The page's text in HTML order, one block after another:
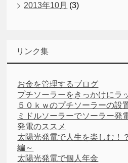
2013年10月 (3)
リンク集
お金を管理するブログ
プチソーラーをきっかけにラ
５０ｋｗのプチソーラーの設
ミドルソーラーでソーラー発
発電のススメ
太陽光発電で人生を楽しむ！
編～
太陽光発電で個人年金